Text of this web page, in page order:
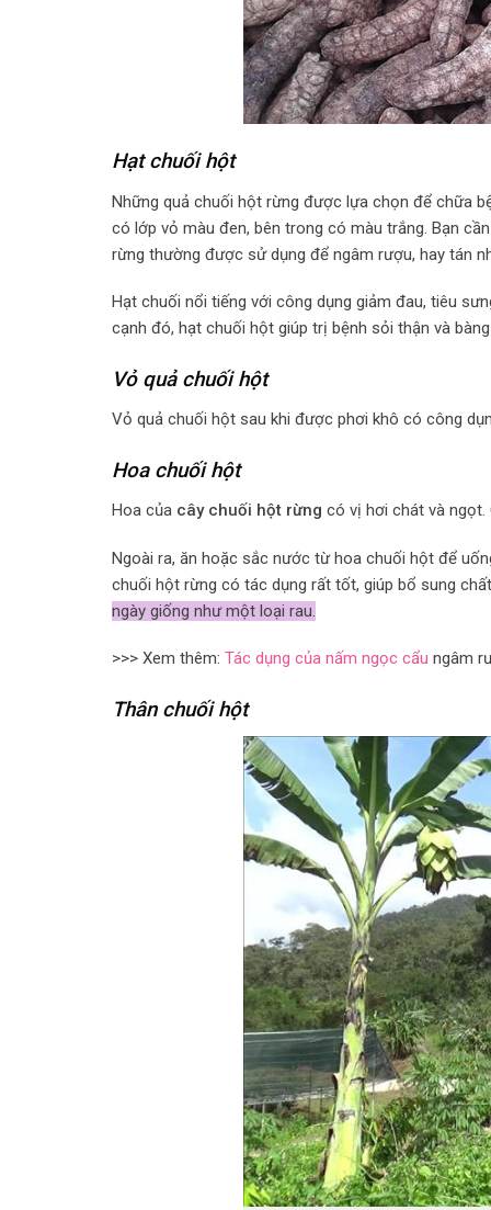
Hạt chuối hột
Những quả chuối hột rừng được lựa chọn để chữa
có lớp vỏ màu đen, bên trong có màu trắng. Bạn
rừng thường được sử dụng để ngâm rượu, hay tán
Hạt chuối nổi tiếng với công dụng giảm đau, tiêu
cạnh đó, hạt chuối hột giúp trị bệnh sỏi thận và
Vỏ quả chuối hột
Vỏ quả chuối hột sau khi được phơi khô có công
Hoa chuối hột
Hoa của cây chuối hột rừng có vị hơi chát và
Ngoài ra, ăn hoặc sắc nước từ hoa chuối hột để
chuối hột rừng có tác dụng rất tốt, giúp bổ sung
ngày giống như một loại rau.
>>> Xem thêm: Tác dụng của nấm ngọc cẩu ngâm
Thân chuối hột